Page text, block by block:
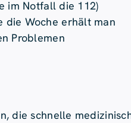
im Notfall die 112)
die Woche erhält man
Problemen
die schnelle